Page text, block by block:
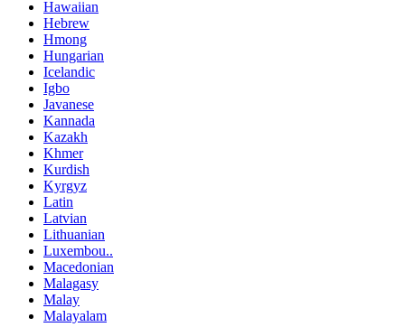
Hawaiian
Hebrew
Hmong
Hungarian
Icelandic
Igbo
Javanese
Kannada
Kazakh
Khmer
Kurdish
Kyrgyz
Latin
Latvian
Lithuanian
Luxembou..
Macedonian
Malagasy
Malay
Malayalam